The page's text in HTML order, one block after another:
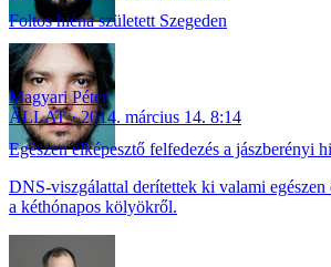
Foltos hiéna született Szegeden
Magyari Péter
ÁLLAT
2014. március 14. 8:14
Egészen elképesztő felfedezés a jászberényi
DNS-viszgálattal derítettek ki valami egészen
a kéthónapos kölyökről.